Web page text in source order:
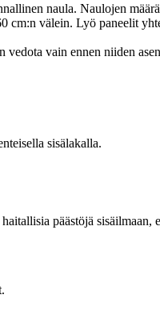
naula. Naulojen
välein. Lyö paneelit
vain ennen niiden
sisälakalla.
päästöjä